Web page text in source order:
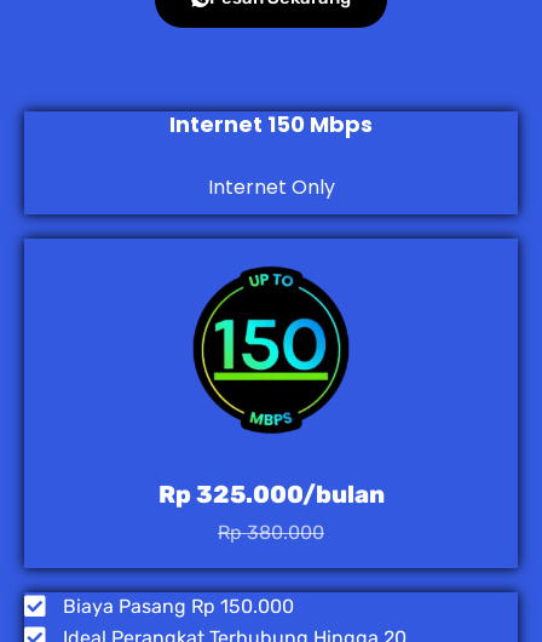
Internet 150 Mbps
Internet Only
Rp 325.000/bulan
Rp 380.000
Biaya Pasang Rp 150.000